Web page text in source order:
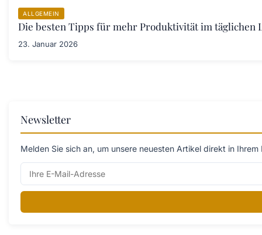
ALLGEMEIN
Die besten Tipps für mehr Produktivität im täglichen
23. Januar 2026
Newsletter
Melden Sie sich an, um unsere neuesten Artikel direkt in